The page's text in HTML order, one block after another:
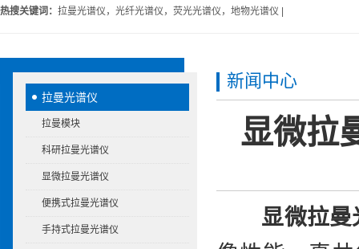
热搜关键词： 拉曼光谱仪，光纤光谱仪，荧光光谱仪，地物光谱仪 |
拉曼光谱仪
拉曼模块
科研拉曼光谱仪
显微拉曼光谱仪
便携式拉曼光谱仪
手持式拉曼光谱仪
新闻中心
显微拉
显微拉曼